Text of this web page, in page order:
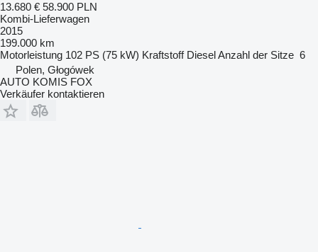
13.680 € 58.900 PLN
Kombi-Lieferwagen
2015
199.000 km
Motorleistung 102 PS (75 kW) Kraftstoff DieselAnzahl der Sitze 6
Polen, Głogówek
AUTO KOMIS FOX
Verkäufer kontaktieren